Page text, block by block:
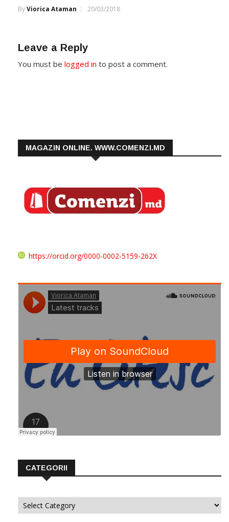
ByViorica Ataman 20/03/2018
Leave a Reply
You must be logged in to post a comment.
MAGAZIN ONLINE. WWW.COMENZI.MD
https://orcid.org/0000-0002-5159-262X
CATEGORII
Categorii